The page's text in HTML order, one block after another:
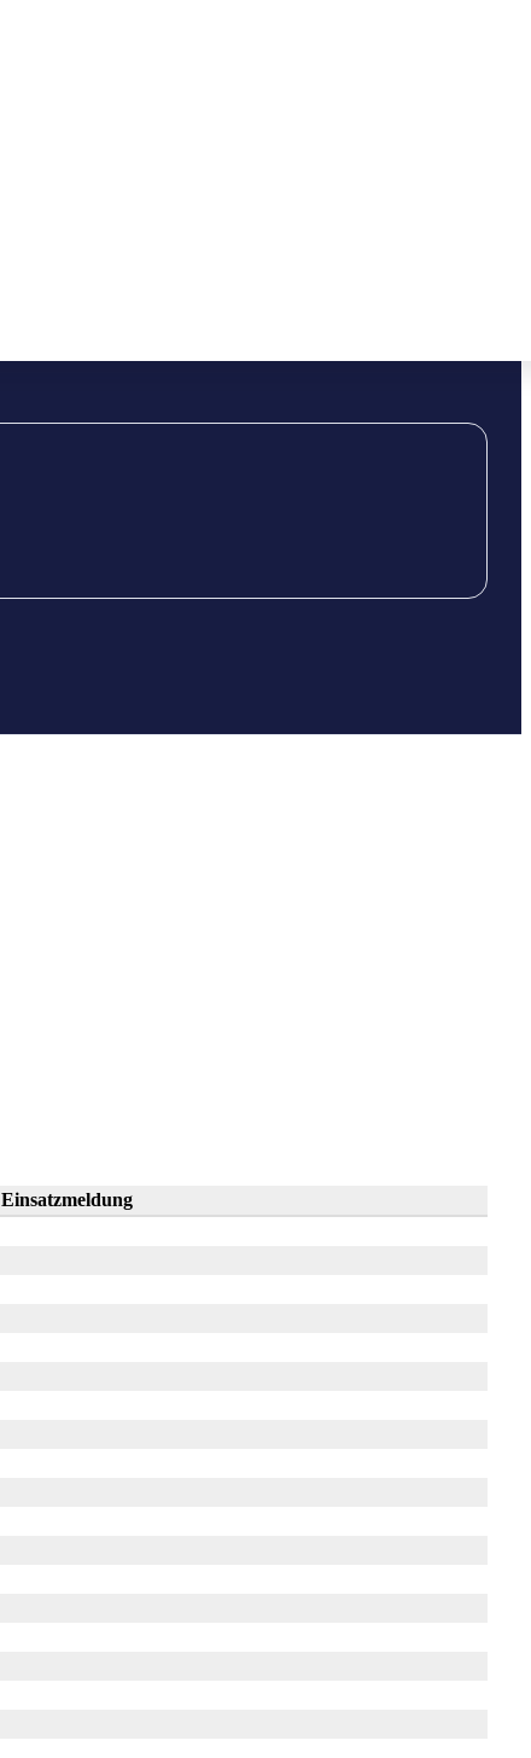
Einsatzmeldung